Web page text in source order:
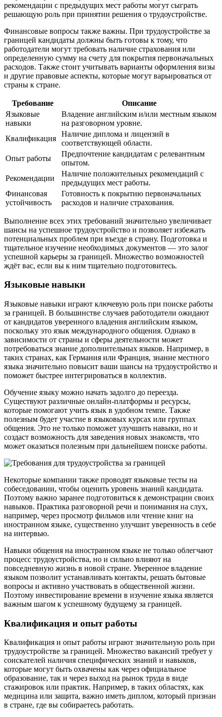
рекомендации с предыдущих мест работы могут сыграть
решающую роль при принятии решения о трудоустройстве.
Финансовые вопросы также важны. При трудоустройстве за
границей кандидаты должны быть готовы к тому, что
работодатели могут требовать наличие страхования или
определенную сумму на счету для покрытия первоначальных
расходов. Также стоит учитывать варианты оформления визы
и другие правовые аспекты, которые могут варьироваться от
страны к стране.
Требование
Описание
Языковые
навыки
Владение английским и/или местным языком
на разговорном уровне.
Квалификация
Наличие диплома и лицензий в
соответствующей области.
Опыт работы
Предпочтение кандидатам с релевантным
опытом.
Рекомендации
Наличие положительных рекомендаций с
предыдущих мест работы.
Финансовая
устойчивость
Готовность к покрытию первоначальных
расходов и наличие страхования.
Выполнение всех этих требований значительно увеличивает
шансы на успешное трудоустройство и позволяет избежать
потенциальных проблем при въезде в страну. Подготовка и
тщательное изучение необходимых документов — это залог
успешной карьеры за границей. Множество возможностей
ждёт вас, если вы к ним тщательно подготовитесь.
Языковые навыки
Языковые навыки играют ключевую роль при поиске работы
за границей. В большинстве случаев работодатели ожидают
от кандидатов уверенного владения английским языком,
поскольку это язык международного общения. Однако в
зависимости от страны и сферы деятельности может
потребоваться знание дополнительных языков. Например, в
таких странах, как Германия или Франция, знание местного
языка значительно повысит ваши шансы на трудоустройство и
поможет быстрее интегрироваться в коллектив.
Обучение языку можно начать задолго до переезда.
Существуют различные онлайн-платформы и ресурсы,
которые помогают учить язык в удобном темпе. Также
полезным будет участие в языковых курсах или группах
общения. Это не только поможет улучшить навыки, но и
создаст возможность для заведения новых знакомств, что
может оказаться полезным при дальнейшем поиске работы.
Некоторые компании также проводят языковые тесты на
собеседовании, чтобы оценить уровень знаний кандидата.
Поэтому важно заранее подготовиться к демонстрации своих
навыков. Практика разговорной речи и понимания на слух,
например, через просмотр фильмов или чтение книг на
иностранном языке, существенно улучшит уверенность в себе
на интервью.
Навыки общения на иностранном языке не только облегчают
процесс трудоустройства, но и сильно влияют на
повседневную жизнь в новой стране. Уверенное владение
языком позволит устанавливать контакты, решать бытовые
вопросы и активно участвовать в общественной жизни.
Поэтому инвестирование времени в изучение языка является
важным шагом к успешному будущему за границей.
Квалификация и опыт работы
Квалификация и опыт работы играют значительную роль при
трудоустройстве за границей. Множество вакансий требует у
соискателей наличия специфических знаний и навыков,
которые могут быть охвачены как через официальное
образование, так и через выход на рынок труда в виде
стажировок или практик. Например, в таких областях, как
медицина или защита, важно иметь диплом, который признан
в стране, где вы собираетесь работать.